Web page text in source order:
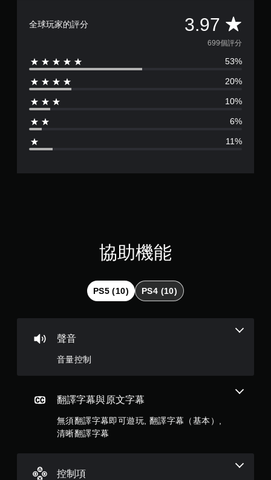
全球玩家的評分 3.97 平
均
評
分
3
9
分
星
，
共
699個評分
53%
20%
10%
6%
11%
協助機能
PS5 (10) PS4 (10)
聲音
音量控制
翻譯字幕與原文字幕
無須翻譯字幕即可遊玩, 翻譯字幕（基本）,
清晰翻譯字幕
控制項